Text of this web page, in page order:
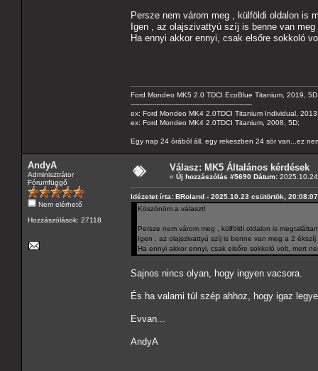
Persze nem várom meg , külföldi oldalon is
Igen , az olajszivattyú szíj is benne van
Ha ennyi akkor ennyi, csak elsőre sokkoló
Ford Mondeo MK5 2.0 TDCI EcoBlue Titanium, 2019, 5D
---------------------------------------------------------
ex: Ford Mondeo MK4 2.0TDCI Titanium Individual,
ex: Ford Mondeo MK4 2.0TDCI Titanium, 2008, 5D;
Egy nap 24 órából áll, egy rekeszben 24 sör van...ez
AndyA
Adminisztrátor
Fórumfüggő
Nem elérhető
Hozzászólások: 27118
Válasz: MK5 Általános kérdések
« Új hozzászólás #5690 Dátum:
Idézetet írta: BRoland - 2025.10.23 csütörtök, 20:08:07
Köszönöm a választ!
Persze nem várom meg , külföldi oldalon is
Igen , az olajszivattyú szíj is benne van meg a 2 ékszíj
Ha ennyi akkor ennyi, csak elsőre sokkoló volt, mert
Sajnos nincs olyan, hogy ingyen vacsora.
És ha valami túl szép ahhoz, hogy igaz
Evvan...
AndyA